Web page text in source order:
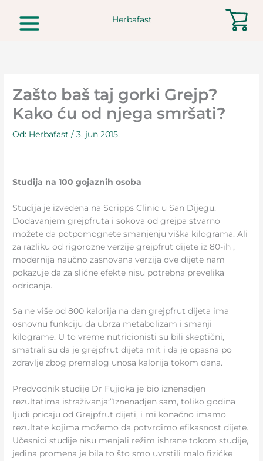
sadržaj
Zašto baš taj gorki Grejp?
Kako ću od njega smršati?
Od: Herbafast/3. jun 2015.
Studija na 100 gojaznih osoba
Studija je izvedena na Scripps Clinic u San Dijegu.
Dodavanjem grejpfruta i sokova od grejpa stvarno
možete da potpomognete smanjenju viška kilograma. Ali
za razliku od rigorozne verzije grejpfrut dijete iz 80-ih ,
modernija naučno zasnovana verzija ove dijete nam
pokazuje da za slične efekte nisu potrebna prevelika
odricanja.
Sa ne više od 800 kalorija na dan grejpfrut dijeta ima
osnovnu funkciju da ubrza metabolizam i smanji
kilograme. U to vreme nutricionisti su bili skeptični,
smatrali su da je grejpfrut dijeta mit i da je opasna po
zdravlje zbog premalog unosa kalorija tokom dana.
Predvodnik studije Dr Fujioka je bio iznenadjen
rezultatima istraživanja:”Iznenadjen sam, toliko godina
ljudi pricaju od Grejpfrut dijeti, i mi konačno imamo
rezultate kojima možemo da potvrdimo efikasnost dijete.
Učesnici studije nisu menjali režim ishrane tokom studije,
jedina promena je bila to što smo uvrstili malo fizićke